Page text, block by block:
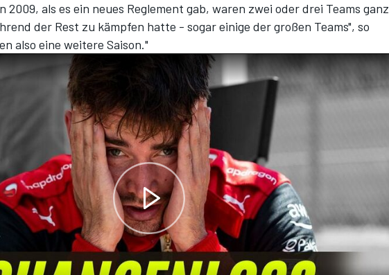
2009, als es ein neues Reglement gab, waren zwei oder drei Teams ganz
der Rest zu kämpfen hatte - sogar einige der großen Teams", so
also eine weitere Saison."